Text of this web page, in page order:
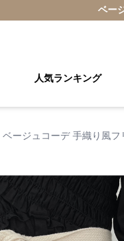
ベー
人気ランキング
ベージュコーデ 手織り風フ